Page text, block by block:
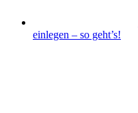
einlegen – so geht’s!